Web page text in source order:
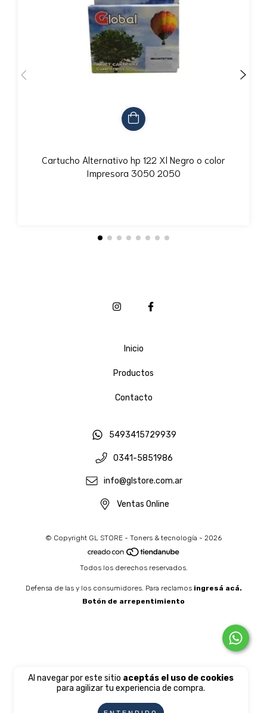
Al navegar por este sitio aceptás el uso de cookies
para agilizar tu experiencia de compra.
Cartucho Alternativo hp 122 Xl Negro o color
Impresora 3050 2050
Inicio
Productos
Contacto
5493415729939
0341-5851986
info@glstore.com.ar
Ventas Online
© Copyright GL STORE - Toners & tecnología - 2026
Todos los derechos reservados.
Defensa de las y los consumidores. Para reclamos ingresá acá.
Botón de arrepentimiento